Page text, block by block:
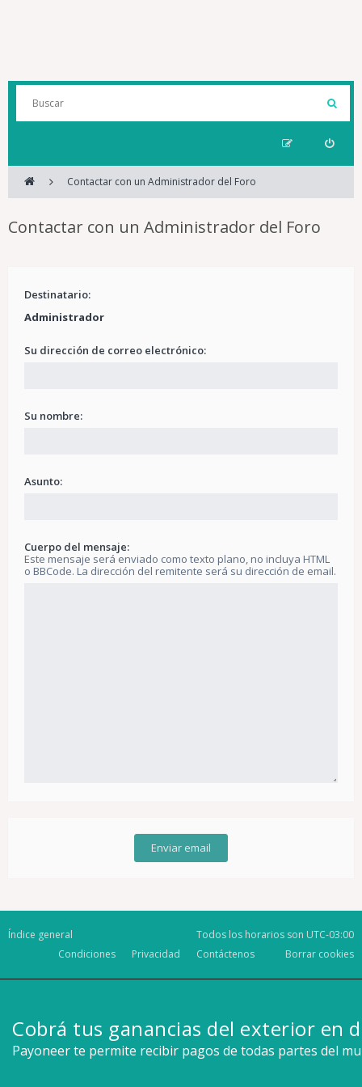
Contactar con un Administrador del Foro
Contactar con un Administrador del Foro
Destinatario:
Administrador
Su dirección de correo electrónico:
Su nombre:
Asunto:
Cuerpo del mensaje:
Este mensaje será enviado como texto plano, no incluya HTML
o BBCode. La dirección del remitente será su dirección de email.
Índice general Todos los horarios son UTC-03:00
Borrar cookies
Contáctenos
Privacidad
Condiciones
Cobrá tus ganancias del exterior en
Payoneer te permite recibir pagos de todas partes del